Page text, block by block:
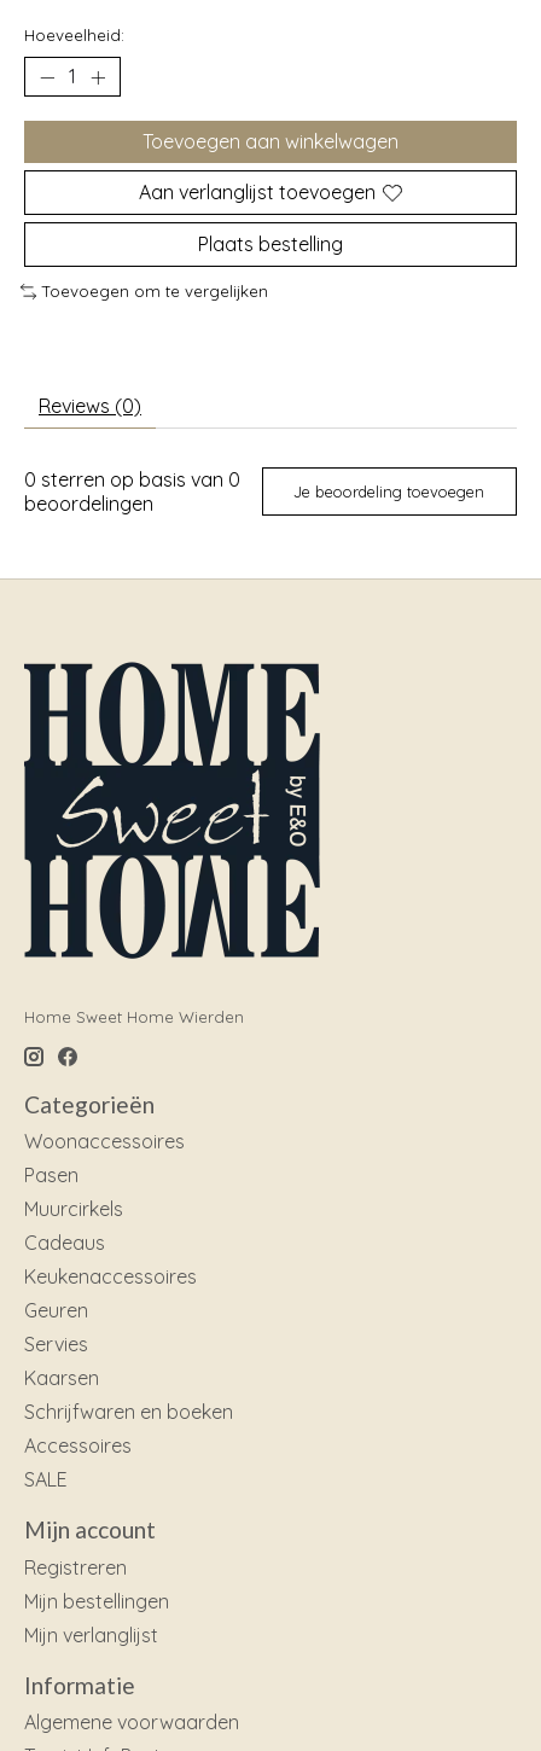
Hoeveelheid:
Toevoegen aan winkelwagen
Aan verlanglijst toevoegen
Plaats bestelling
Toevoegen om te vergelijken
Reviews (0)
0 sterren op basis van 0
beoordelingen
Je beoordeling toevoegen
Home Sweet Home Wierden
Categorieën
Woonaccessoires
Pasen
Muurcirkels
Cadeaus
Keukenaccessoires
Geuren
Servies
Kaarsen
Schrijfwaren en boeken
Accessoires
SALE
Mijn account
Registreren
Mijn bestellingen
Mijn verlanglijst
Informatie
Algemene voorwaarden